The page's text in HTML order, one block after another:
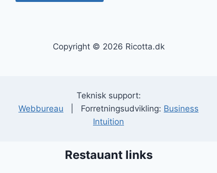
Copyright © 2026 Ricotta.dk
Teknisk support:
Webbureau | Forretningsudvikling: Business
Intuition
Restauant links